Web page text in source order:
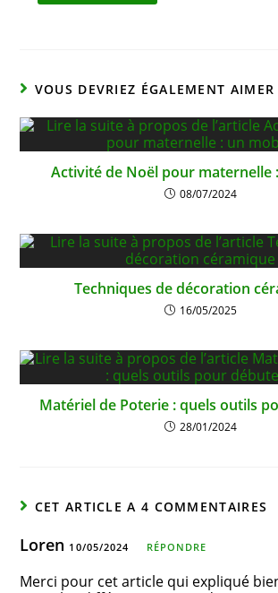
VOUS DEVRIEZ ÉGALEMENT AIMER
Activité de Noël pour maternelle
08/07/2024
Techniques de décoration
16/05/2025
Matériel de Poterie : quels outils
28/01/2024
CET ARTICLE A 4 COMMENTAIRES
Loren 10/05/2024 RÉPONDRE
Merci pour cet article qui expliqué